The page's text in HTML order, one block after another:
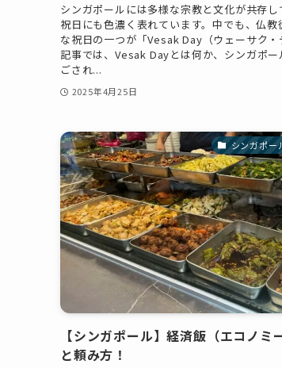
シンガポールには多様な宗教と文化が共存し
祝日にも色濃く表れています。中でも、仏教
な祝日の一つが「Vesak Day（ウェーサク・
記事では、Vesak Dayとは何か、シンガポ
ごされ...
2025年4月25日
シンガポー
【シンガポール】経済飯（エコノミ
と頼み方！